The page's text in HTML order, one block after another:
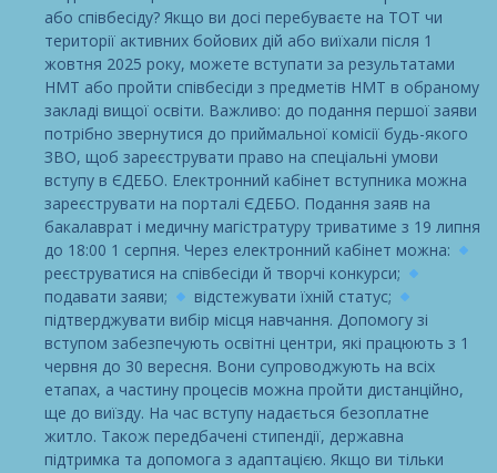
або співбесіду? Якщо ви досі перебуваєте на ТОТ чи
території активних бойових дій або виїхали після 1
жовтня 2025 року, можете вступати за результатами
НМТ або пройти співбесіди з предметів НМТ в обраному
закладі вищої освіти. Важливо: до подання першої заяви
потрібно звернутися до приймальної комісії будь-якого
ЗВО, щоб зареєструвати право на спеціальні умови
вступу в ЄДЕБО. Електронний кабінет вступника можна
зареєструвати на порталі ЄДЕБО. Подання заяв на
бакалаврат і медичну магістратуру триватиме з 19 липня
до 18:00 1 серпня. Через електронний кабінет можна:
реєструватися на співбесіди й творчі конкурси;
подавати заяви;
відстежувати їхній статус;
підтверджувати вибір місця навчання. Допомогу зі
вступом забезпечують освітні центри, які працюють з 1
червня до 30 вересня. Вони супроводжують на всіх
етапах, а частину процесів можна пройти дистанційно,
ще до виїзду. На час вступу надається безоплатне
житло. Також передбачені стипендії, державна
підтримка та допомога з адаптацією. Якщо ви тільки